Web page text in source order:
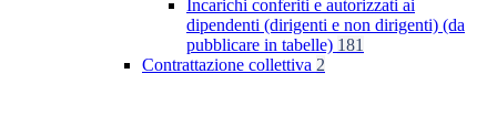
Incarichi conferiti e autorizzati ai
dipendenti (dirigenti e non dirigenti) (da
pubblicare in tabelle) 181
Contrattazione collettiva 2